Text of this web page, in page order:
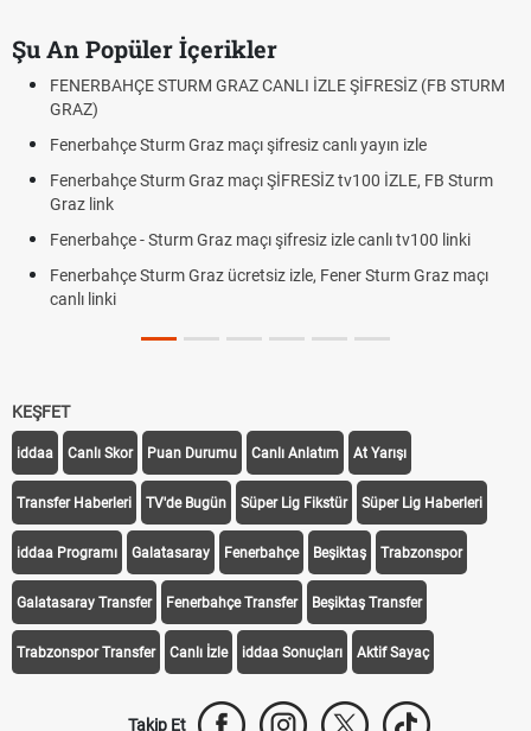
Şu An Popüler İçerikler
FENERBAHÇE STURM GRAZ CANLI İZLE ŞİFRESİZ (FB STURM
GRAZ)
Fenerbahçe Sturm Graz maçı şifresiz canlı yayın izle
Fenerbahçe Sturm Graz maçı ŞİFRESİZ tv100 İZLE, FB Sturm
Graz link
Fenerbahçe - Sturm Graz maçı şifresiz izle canlı tv100 linki
Fenerbahçe Sturm Graz ücretsiz izle, Fener Sturm Graz maçı
canlı linki
KEŞFET
iddaa Canlı Skor Puan Durumu Canlı Anlatım At Yarışı
Transfer Haberleri TV'de Bugün Süper Lig Fikstür Süper Lig Haberleri
iddaa Programı Galatasaray Fenerbahçe Beşiktaş Trabzonspor
Galatasaray Transfer Fenerbahçe Transfer Beşiktaş Transfer
Trabzonspor Transfer Canlı İzle iddaa Sonuçları Aktif Sayaç
Takip Et